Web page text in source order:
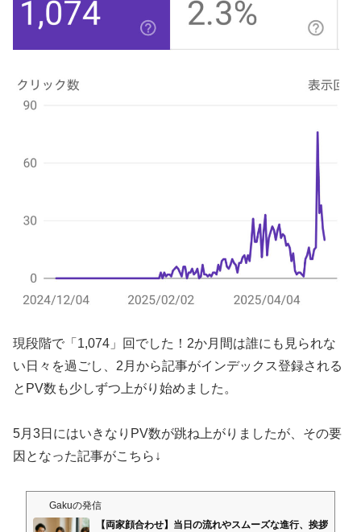
現段階で「1,074」回でした！2か月間は誰にも見られな
い日々を過ごし、2月から記事がインデックス登録される
とPV数も少しずつ上がり始めました。
5月3日にはいきなりPV数が跳ね上がりましたが、その要
因となった記事がこちら↓
Gakuの発信
【両家顔合わせ】当日の流れやスムーズな進行、挨拶